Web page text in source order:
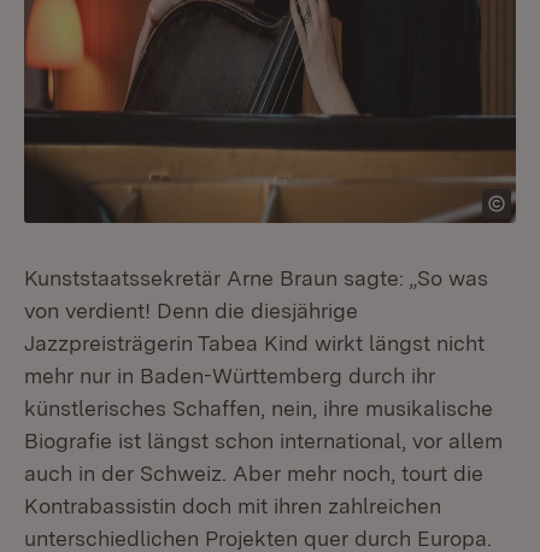
Kunststaatssekretär Arne Braun sagte: „So was
von verdient! Denn die diesjährige
Jazzpreisträgerin Tabea Kind wirkt längst nicht
mehr nur in Baden-Württemberg durch ihr
künstlerisches Schaffen, nein, ihre musikalische
Biografie ist längst schon international, vor allem
auch in der Schweiz. Aber mehr noch, tourt die
Kontrabassistin doch mit ihren zahlreichen
unterschiedlichen Projekten quer durch Europa.